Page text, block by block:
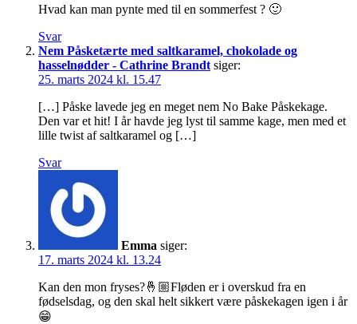
Hvad kan man pynte med til en sommerfest ? 🙂
Svar
Nem Påsketærte med saltkaramel, chokolade og
hasselnødder - Cathrine Brandt siger:
25. marts 2024 kl. 15.47
[…] Påske lavede jeg en meget nem No Bake Påskekage.
Den var et hit! I år havde jeg lyst til samme kage, men med et
lille twist af saltkaramel og […]
Svar
Emma siger:
17. marts 2024 kl. 13.24
Kan den mon fryses?🤞🏼Fløden er i overskud fra en
fødselsdag, og den skal helt sikkert være påskekagen igen i år
😁